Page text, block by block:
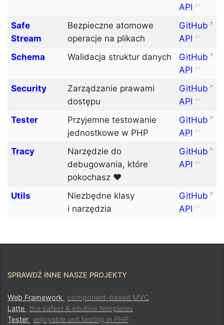
API
Safe
Stream
Bezpieczne atomowe
operacje na plikach
GitHub
API
Schema
Walidacja struktur danych
GitHub
API
Security
Zarządzanie prawami
dostępu
GitHub
API
Tester
Przyjemne testowanie
jednostkowe w PHP
GitHub
API
Tracy
Narzędzie do
debugowania, które
pokochasz ♥
GitHub
API
Utils
Niezbędne klasy
i narzędzia
GitHub
API
SPRAWDŹ INNE NASZE PROJEKTY
Web Framework
component-based MVC
Latte the safest & intuitive templates
Tester
enjoyable unit testing in PHP